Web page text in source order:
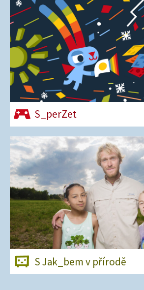
S_perZet
S Jak_bem v přírodě